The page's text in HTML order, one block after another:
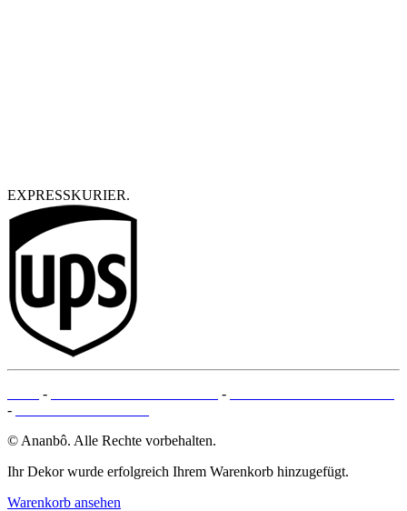
EXPRESSKURIER.
- -
-
© Ananbô. Alle Rechte vorbehalten.
Ihr Dekor wurde erfolgreich Ihrem Warenkorb hinzugefügt.
Warenkorb ansehen